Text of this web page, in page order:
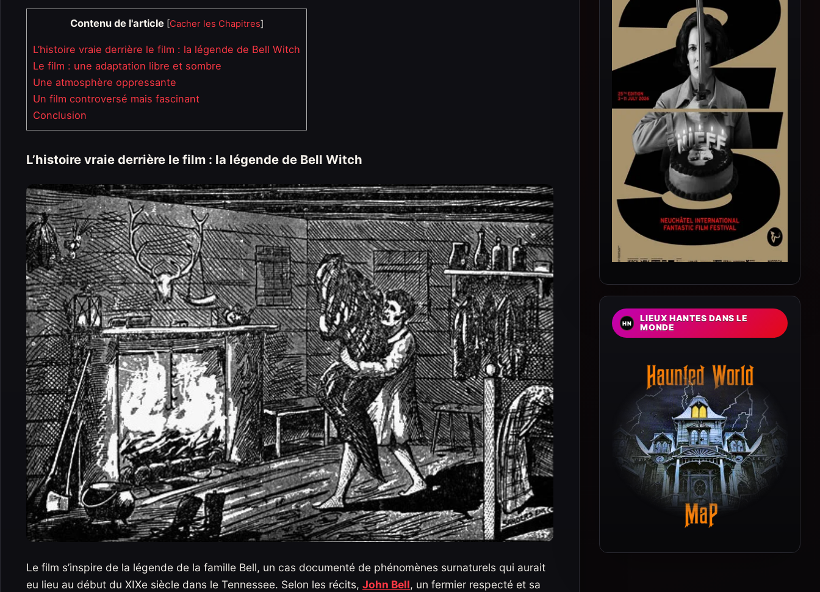
Contenu de l'article [Cacher les Chapitres]
L’histoire vraie derrière le film : la légende de Bell Witch
Le film : une adaptation libre et sombre
Une atmosphère oppressante
Un film controversé mais fascinant
Conclusion
L’histoire vraie derrière le film : la légende de Bell Witch
Le film s’inspire de la légende de la famille Bell, un cas documenté de phénomènes surnaturels qui aurait
eu lieu au début du XIXe siècle dans le Tennessee. Selon les récits, John Bell, un fermier respecté et sa
LIEUX HANTES DANS LE
MONDE